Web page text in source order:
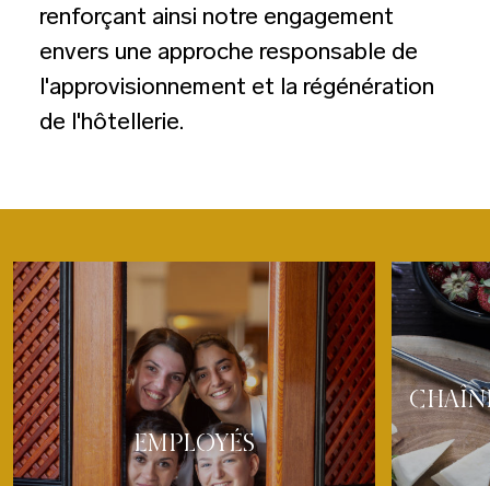
renforçant ainsi notre engagement
envers une approche responsable de
l'approvisionnement et la régénération
de l'hôtellerie.
EMPLOYÉS